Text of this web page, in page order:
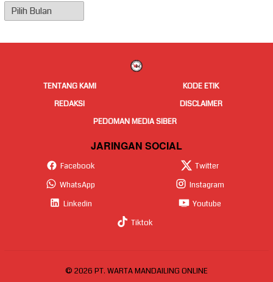
Arsip
Berita
TENTANG KAMI
KODE ETIK
REDAKSI
DISCLAIMER
PEDOMAN MEDIA SIBER
JARINGAN SOCIAL
Facebook
Twitter
WhatsApp
Instagram
Linkedin
Youtube
Tiktok
© 2026 PT. WARTA MANDAILING ONLINE